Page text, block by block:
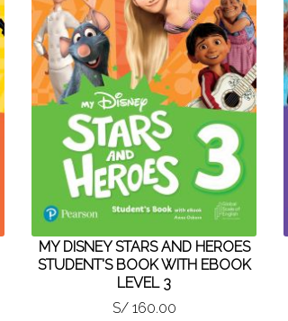
MY DISNEY STARS AND HEROES
STUDENT'S BOOK WITH EBOOK
LEVEL 3
S/ 160.00